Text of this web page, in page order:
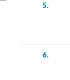
5.
6.